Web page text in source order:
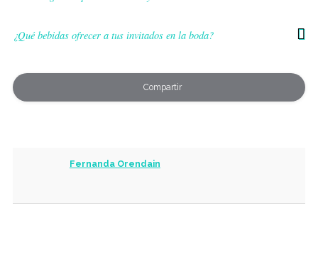
¿Qué bebidas ofrecer a tus invitados en la boda?
Compartir
Fernanda Orendain